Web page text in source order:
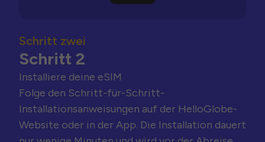
Schritt zwei
Schritt 2
Installiere deine eSIM
Folge den Schritt-für-Schritt-
Installationsanweisungen auf der HelloGlobe-
Website oder in der App. Die Installation dauert